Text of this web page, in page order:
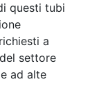
questi tubi
a
settore
ad alte